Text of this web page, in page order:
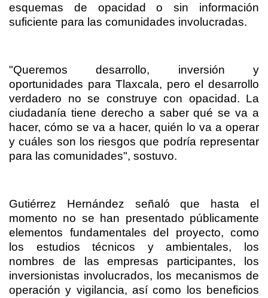
esquemas de opacidad o sin información
suficiente para las comunidades involucradas.
"Queremos desarrollo, inversión y
oportunidades para Tlaxcala, pero el desarrollo
verdadero no se construye con opacidad. La
ciudadanía tiene derecho a saber qué se va a
hacer, cómo se va a hacer, quién lo va a operar
y cuáles son los riesgos que podría representar
para las comunidades", sostuvo.
Gutiérrez Hernández señaló que hasta el
momento no se han presentado públicamente
elementos fundamentales del proyecto, como
los estudios técnicos y ambientales, los
nombres de las empresas participantes, los
inversionistas involucrados, los mecanismos de
operación y vigilancia, así como los beneficios